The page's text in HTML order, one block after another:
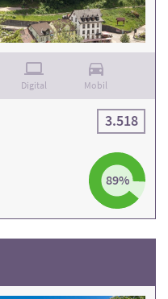
Digital Mobil
89%
3.518